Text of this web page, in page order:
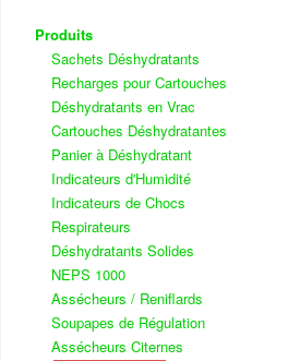
Produits
Sachets Déshydratants
Recharges pour Cartouches
Déshydratants en Vrac
Cartouches Déshydratantes
Panier à Déshydratant
Indicateurs d'Humidité
Indicateurs de Chocs
Respirateurs
Déshydratants Solides
NEPS 1000
Assécheurs / Reniflards
Soupapes de Régulation
Assécheurs Citernes